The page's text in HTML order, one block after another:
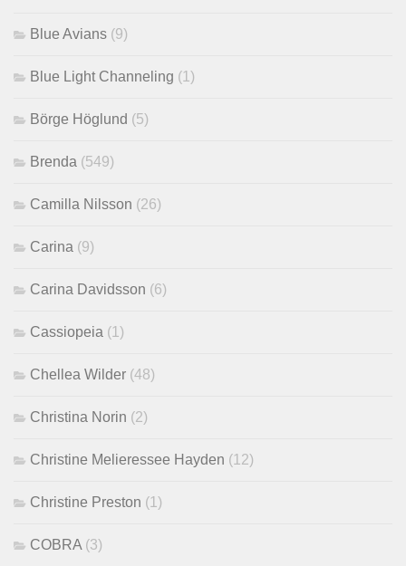
Blue Avians (9)
Blue Light Channeling (1)
Börge Höglund (5)
Brenda (549)
Camilla Nilsson (26)
Carina (9)
Carina Davidsson (6)
Cassiopeia (1)
Chellea Wilder (48)
Christina Norin (2)
Christine Melieressee Hayden (12)
Christine Preston (1)
COBRA (3)